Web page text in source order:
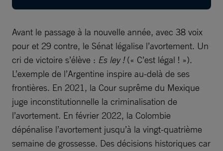
Avant le passage à la nouvelle année, avec 38 voix
pour et 29 contre, le Sénat légalise l’avortement. Un
cri de victoire s’élève : Es ley !(« C’est légal ! »).
L’exemple de l’Argentine inspire au-delà de ses
frontières. En 2021, la Cour suprême du Mexique
juge inconstitutionnelle la criminalisation de
l’avortement. En février 2022, la Colombie
dépénalise l’avortement jusqu’à la vingt-quatrième
semaine de grossesse. Des décisions historiques car